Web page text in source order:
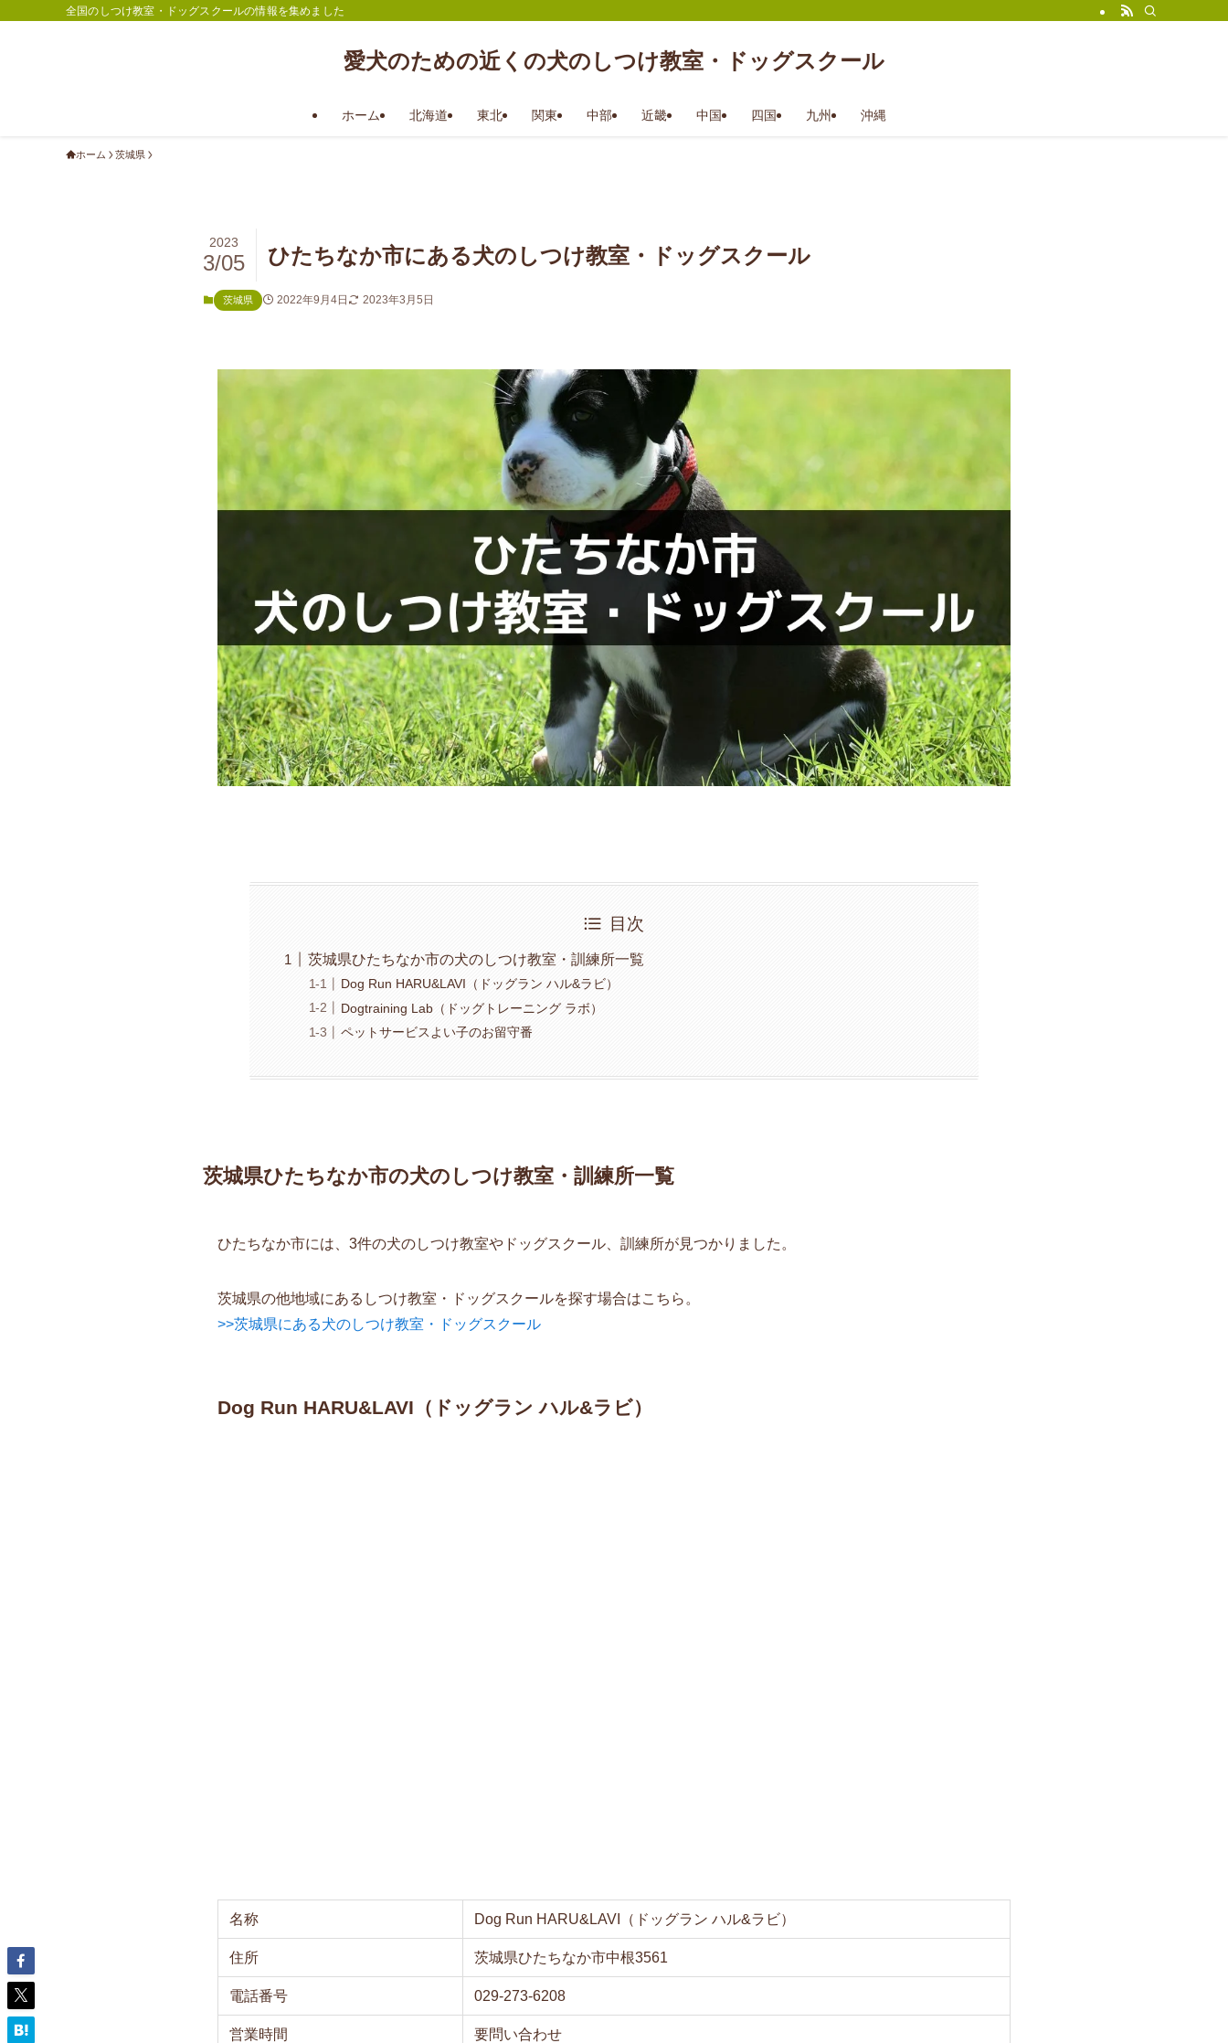
全国のしつけ教室・ドッグスクールの情報を集めました
愛犬のための近くの犬のしつけ教室・ドッグスクール
ホーム 北海道 東北 関東 中部 近畿 中国 四国 九州 沖縄
ホーム 茨城県
ひたちなか市にある犬のしつけ教室・ドッグスクール
2023
3/05
茨城県 2022年9月4日 2023年3月5日
目次
茨城県ひたちなか市の犬のしつけ教室・訓練所一覧
Dog Run HARU&LAVI（ドッグラン ハル&ラビ）
Dogtraining Lab（ドッグトレーニング ラボ）
ペットサービスよい子のお留守番
茨城県ひたちなか市の犬のしつけ教室・訓練所一覧
ひたちなか市には、3件の犬のしつけ教室やドッグスクール、訓練所が見つかりました。
茨城県の他地域にあるしつけ教室・ドッグスクールを探す場合はこちら。
>>茨城県にある犬のしつけ教室・ドッグスクール
Dog Run HARU&LAVI（ドッグラン ハル&ラビ）
名称 Dog Run HARU&LAVI（ドッグラン ハル&ラビ）
住所 茨城県ひたちなか市中根3561
電話番号 029-273-6208
営業時間 要問い合わせ